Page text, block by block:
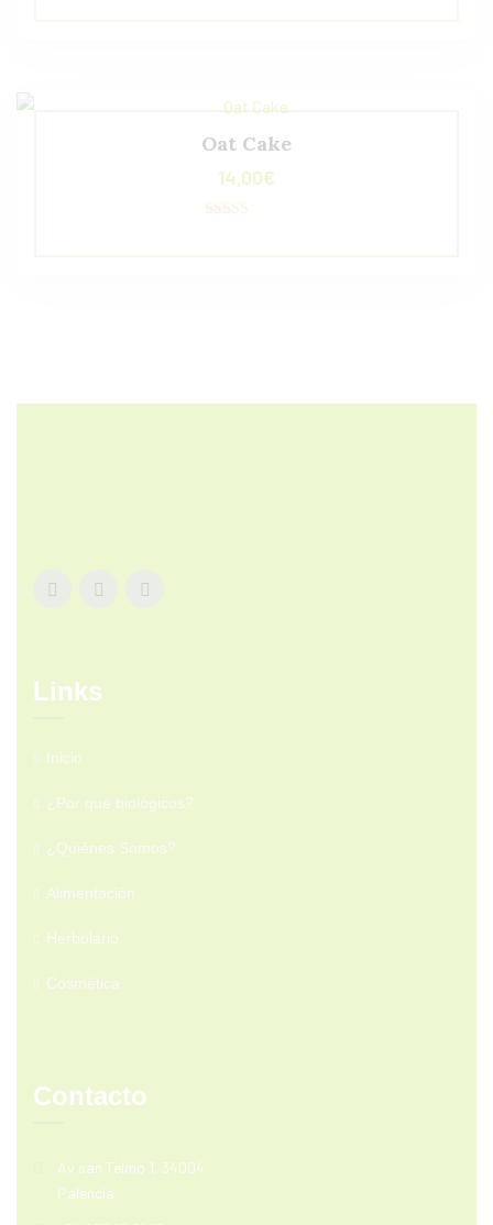
Oat Cake
14,00€
Links
Inicio
¿Por qué biológicos?
¿Quiénes Somos?
Alimentación
Herbolario
Cosmética
Contacto
Av san Telmo 1, 34004
Palencia